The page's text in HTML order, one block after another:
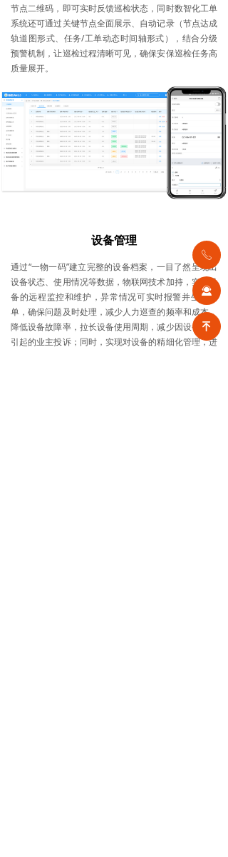
节点二维码，即可实时反馈巡检状态，同时数智化工单
系统还可通过关键节点全面展示、自动记录（节点达成
轨道图形式、任务/工单动态时间轴形式），结合分级
预警机制，让巡检过程清晰可见，确保安保巡检任务高
质量展开。
设备管理
通过“一物一码”建立完整的设备档案，一目了然呈现出
设备状态、使用情况等数据，物联网技术加持，实现设
备的远程监控和维护，异常情况可实时报警并生成工
单，确保问题及时处理，减少人力巡查的频率和成本，
降低设备故障率，拉长设备使用周期，减少因设备问题
引起的业主投诉；同时，实现对设备的精细化管理，进
녠
끤
ꂅ